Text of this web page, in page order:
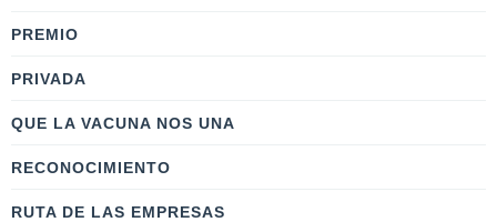
PREMIO
PRIVADA
QUE LA VACUNA NOS UNA
RECONOCIMIENTO
RUTA DE LAS EMPRESAS